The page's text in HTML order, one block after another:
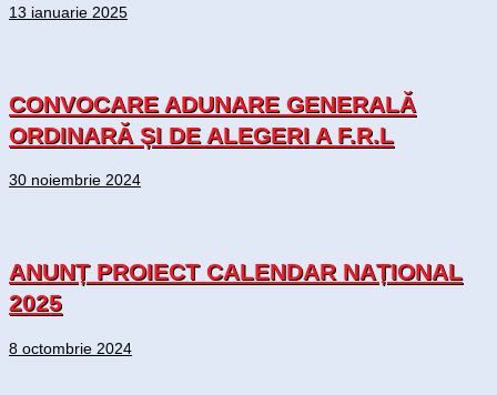
13 ianuarie 2025
CONVOCARE ADUNARE GENERALĂ
ORDINARĂ ȘI DE ALEGERI A F.R.L
30 noiembrie 2024
ANUNȚ PROIECT CALENDAR NAȚIONAL
2025
8 octombrie 2024